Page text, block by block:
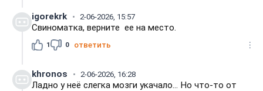
igorekrk 2-06-2026, 15:57
Свиноматка, верните ее на место.
1 0 ответить
khronos 2-06-2026, 16:28
Ладно у неё слегка мозги укачало... Но что-то от